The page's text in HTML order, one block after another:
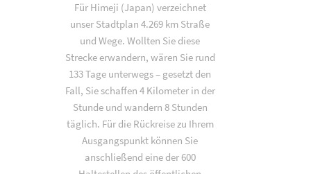
Für Himeji (Japan) verzeichnet
unser Stadtplan 4.269 km Straße
und Wege. Wollten Sie diese
Strecke erwandern, wären Sie rund
133 Tage unterwegs – gesetzt den
Fall, Sie schaffen 4 Kilometer in der
Stunde und wandern 8 Stunden
täglich. Für die Rückreise zu Ihrem
Ausgangspunkt können Sie
anschließend eine der 600